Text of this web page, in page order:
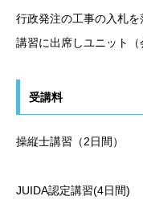
行政発注の工事の入札
講習に出席しユニット（
受講料
操縦士講習（2日間）
JUIDA認定講習(4日間)